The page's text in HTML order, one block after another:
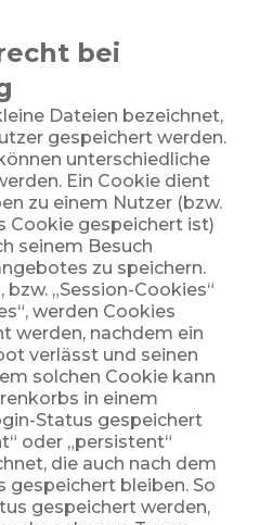
bei
Dateien bezeichnet,
gespeichert werden.
unterschiedliche
Ein Cookie dient
zu einem Nutzer (bzw.
Cookie gespeichert ist)
seinem Besuch
zu speichern.
„Session-Cookies“
werden Cookies
werden, nachdem ein
verlässt und seinen
solchen Cookie kann
in einem
Status gespeichert
oder „persistent“
die auch nach dem
gespeichert bleiben. So
gespeichert werden,